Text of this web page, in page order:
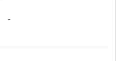
-